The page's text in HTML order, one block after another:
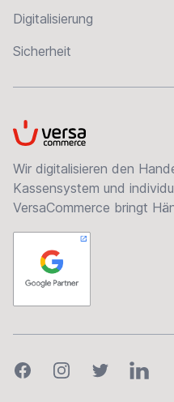
Digitalisierung
Sicherheit
VersaCommerce
Wir digitalisieren den
Kassensystem und
VersaCommerce bringt
FacebookInstagramTwitterLinkedIn